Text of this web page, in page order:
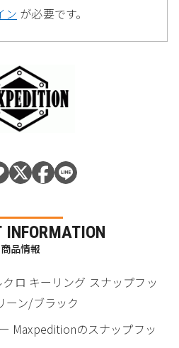
ン が必要です。
INFORMATION
商品情報
ロ キーリング スナップフッ
ーン/ブラック
Maxpeditionのスナップフッ